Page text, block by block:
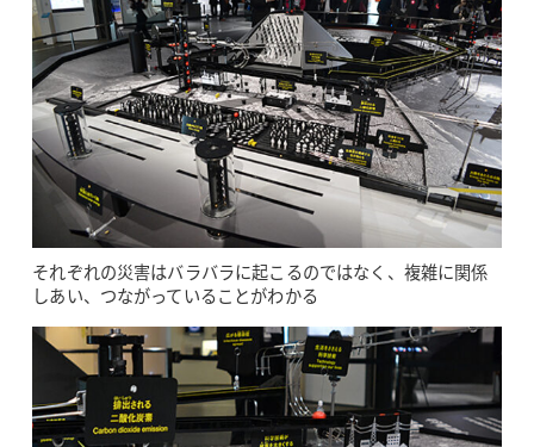
それぞれの災害はバラバラに起こるのではなく、複雑に関係
しあい、つながっていることがわかる